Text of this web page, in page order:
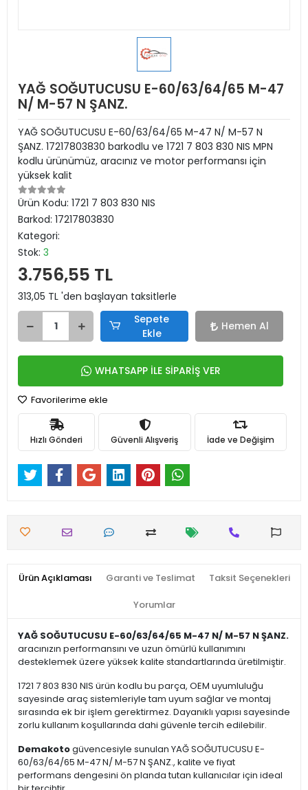
YAĞ SOĞUTUCUSU E-60/63/64/65 M-47
N/ M-57 N ŞANZ.
YAĞ SOĞUTUCUSU E-60/63/64/65 M-47 N/ M-57 N
ŞANZ. 17217803830 barkodlu ve 1721 7 803 830 NIS MPN
kodlu ürünümüz, aracınız ve motor performansı için
yüksek kalit
Ürün Kodu: 1721 7 803 830 NIS
Barkod: 17217803830
Kategori:
Stok: 3
3.756,55 TL
313,05 TL 'den başlayan taksitlerle
Sepete
Ekle
Hemen Al
WHATSAPP İLE SİPARİŞ VER
Favorilerime ekle
Hızlı Gönderi Güvenli Alışveriş İade ve Değişim
Ürün Açıklaması Garanti ve Teslimat Taksit Seçenekleri
Yorumlar
YAĞ SOĞUTUCUSU E-60/63/64/65 M-47 N/ M-57 N ŞANZ.
aracınızın performansını ve uzun ömürlü kullanımını
desteklemek üzere yüksek kalite standartlarında üretilmiştir.
1721 7 803 830 NIS ürün kodlu bu parça, OEM uyumluluğu
sayesinde araç sistemleriyle tam uyum sağlar ve montaj
sırasında ek bir işlem gerektirmez. Dayanıklı yapısı sayesinde
zorlu kullanım koşullarında dahi güvenle tercih edilebilir.
Demakotogüvencesiyle sunulan YAĞ SOĞUTUCUSU E-
60/63/64/65 M-47 N/ M-57 N ŞANZ., kalite ve fiyat
performans dengesini ön planda tutan kullanıcılar için ideal